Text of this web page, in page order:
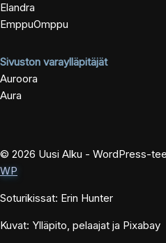
Elandra
EmppuOmppu
Sivuston varaylläpitäjät
Auroora
Aura
© 2026 Uusi Alku - WordPress-
WP
Soturikissat: Erin Hunter
Kuvat: Ylläpito, pelaajat ja Pixabay